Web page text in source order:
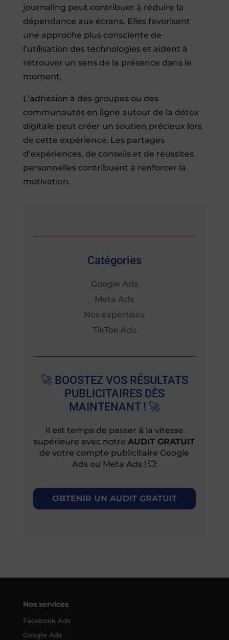
journaling peut contribuer à réduire la
dépendance aux écrans. Elles favorisent
une approche plus consciente de
l’utilisation des technologies et aident à
retrouver un sens de la présence dans le
moment.
L’adhésion à des groupes ou des
communautés en ligne autour de la détox
digitale peut créer un soutien précieux lors
de cette expérience. Les partages
d’expériences, de conseils et de réussites
personnelles contribuent à renforcer la
motivation.
Catégories
Google Ads
Meta Ads
Nos expertises
TikTok Ads
🚀 BOOSTEZ VOS RÉSULTATS
PUBLICITAIRES DÈS
MAINTENANT ! 🚀
Il est temps de passer à la vitesse
supérieure avec notreAUDIT GRATUIT
de votre compte publicitaire Google
Ads ou Meta Ads ! 💥
OBTENIR UN AUDIT GRATUIT
Nos services
Facebook Ads
Google Ads